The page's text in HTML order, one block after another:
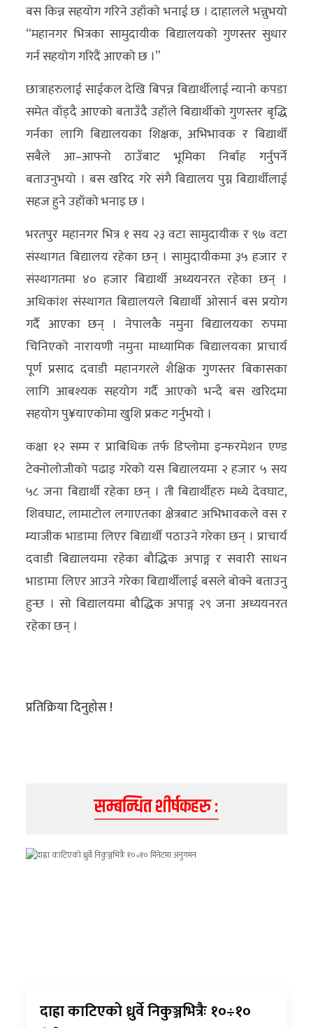
बस किन्न सहयोग गरिने उहाँको भनाई छ । दाहालले भन्नुभयो
“महानगर भित्रका सामुदायीक बिद्यालयको गुणस्तर सुधार
गर्न सहयोग गरिदैं आएको छ ।”
छात्राहरुलाई साईकल देखि बिपन्न बिद्यार्थीलाई न्यानो कपडा
समेत वाँड्दै आएको बताउँदै उहाँले बिद्यार्थीको गुणस्तर बृद्धि
गर्नका लागि बिद्यालयका शिक्षक, अभिभावक र बिद्यार्थी
सबैले आ–आफ्नो ठाउँबाट भूमिका निर्बाह गर्नुपर्ने
बताउनुभयो । बस खरिद गरे संगै बिद्यालय पुग्न बिद्यार्थीलाई
सहज हुने उहाँको भनाइ छ ।
भरतपुर महानगर भित्र १ सय २३ वटा सामुदायीक र ९७ वटा
संस्थागत बिद्यालय रहेका छन् । सामुदायीकमा ३५ हजार र
संस्थागतमा ४० हजार बिद्यार्थी अध्ययनरत रहेका छन् ।
अधिकांश संस्थागत बिद्यालयले बिद्यार्थी ओसार्न बस प्रयोग
गर्दै आएका छन् । नेपालकै नमुना बिद्यालयका रुपमा
चिनिएको नारायणी नमुना माध्यामिक बिद्यालयका प्राचार्य
पूर्ण प्रसाद दवाडी महानगरले शैक्षिक गुणस्तर बिकासका
लागि आबश्यक सहयोग गर्दै आएको भन्दै बस खरिदमा
सहयोग पु¥याएकोमा खुशि प्रकट गर्नुभयो ।
कक्षा १२ सम्म र प्राबिधिक तर्फ डिप्लोमा इन्फरमेशन एण्ड
टेक्नोलोजीको पढाइ गरेको यस बिद्यालयमा २ हजार ५ सय
५८ जना बिद्यार्थी रहेका छन् । ती बिद्यार्थीहरु मध्ये देवघाट,
शिवघाट, लामाटोल लगाएतका क्षेत्रबाट अभिभावकले वस र
म्याजीक भाडामा लिएर बिद्यार्थी पठाउने गरेका छन् । प्राचार्य
दवाडी बिद्यालयमा रहेका बौद्धिक अपाङ्ग र सवारी साधन
भाडामा लिएर आउने गरेका बिद्यार्थीलाई बसले बोक्ने बताउनु
हुन्छ । सो बिद्यालयमा बौद्धिक अपाङ्ग २९ जना अध्ययनरत
रहेका छन् ।
प्रतिक्रिया दिनुहोस !
सम्बन्धित शीर्षकहरु :
दाह्रा काटिएको ध्रुर्वे निकुञ्जभित्रैः १०÷१०